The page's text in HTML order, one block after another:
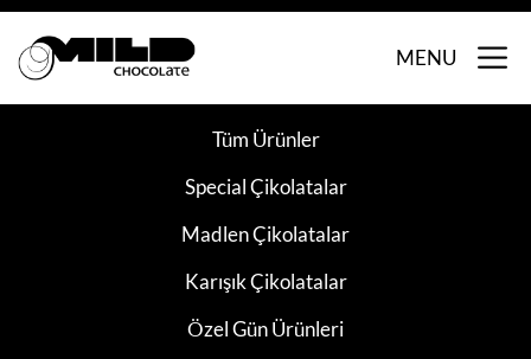
MENU
Tüm Ürünler
Special Çikolatalar
Madlen Çikolatalar
Karışık Çikolatalar
Özel Gün Ürünleri